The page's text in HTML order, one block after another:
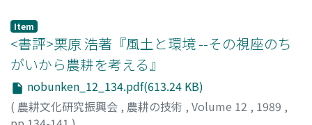
Item
<書評>栗原 浩著『風土と環境 --その視座のち
がいから農耕を考える』
nobunken_12_134.pdf(613.24 KB)
( 農耕文化研究振興会 , 農耕の技術 , Volume 12 , 1989 ,